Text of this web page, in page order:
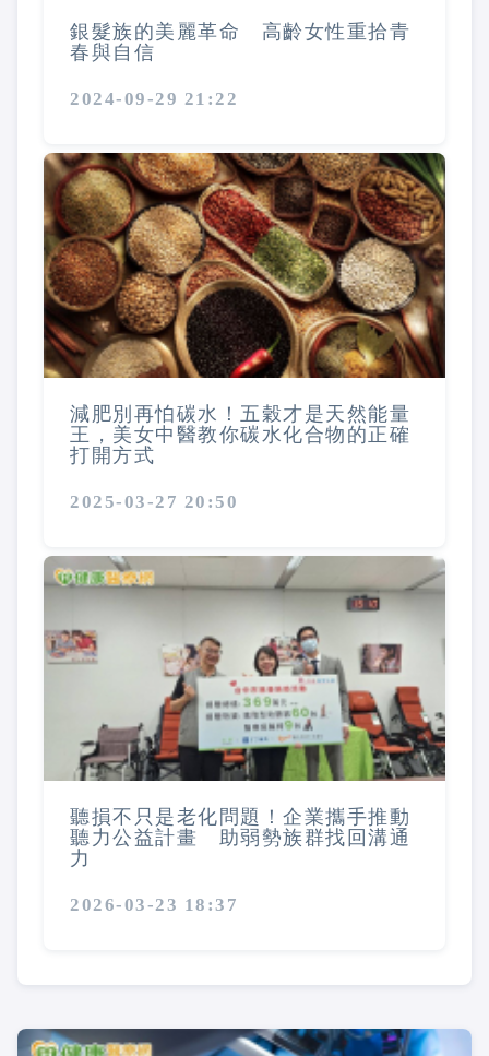
銀髮族的美麗革命 高齡女性重拾青
春與自信
2024-09-29 21:22
減肥別再怕碳水！五穀才是天然能量
王，美女中醫教你碳水化合物的正確
打開方式
2025-03-27 20:50
聽損不只是老化問題！企業攜手推動
聽力公益計畫 助弱勢族群找回溝通
力
2026-03-23 18:37